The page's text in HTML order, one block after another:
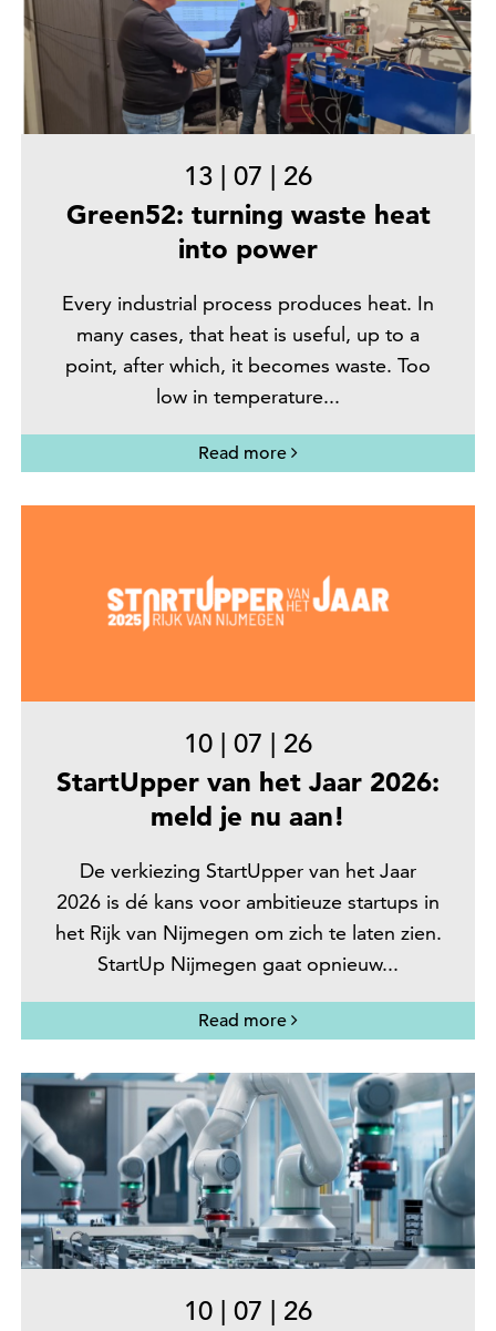
13 | 07 | 26
Green52: turning waste heat
into power
Every industrial process produces heat. In
many cases, that heat is useful, up to a
point, after which, it becomes waste. Too
low in temperature...
Read more
10 | 07 | 26
StartUpper van het Jaar 2026:
meld je nu aan!
De verkiezing StartUpper van het Jaar
2026 is dé kans voor ambitieuze startups in
het Rijk van Nijmegen om zich te laten zien.
StartUp Nijmegen gaat opnieuw...
Read more
10 | 07 | 26